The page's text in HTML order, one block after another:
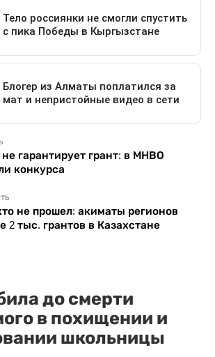
гарантирует грант: в МНВО
конкурса
не прошел: акиматы регионов
2 тыс. грантов в Казахстане
до смерти
в похищении и
школьницы